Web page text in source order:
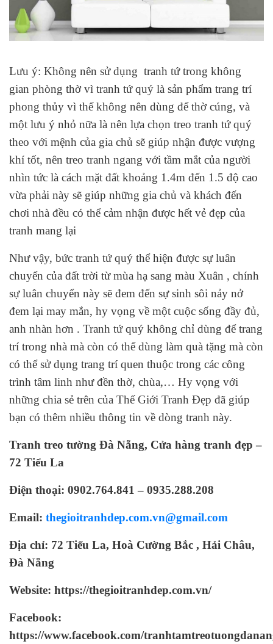
Lưu ý: Không nên sử dụng tranh tứ trong không
gian phòng thờ vì tranh tứ quý là sản phẩm trang trí
phong thủy vì thế không nên dùng để thờ cúng, và
một lưu ý nhỏ nữa là nên lựa chọn treo tranh tứ quý
theo với mệnh của gia chủ sẽ giúp nhận được vượng
khí tốt, nên treo tranh ngang với tầm mắt của người
nhìn tức là cách mặt đất khoảng 1.4m đến 1.5 độ cao
vừa phải này sẽ giúp những gia chủ và khách đến
chơi nhà đều có thể cảm nhận được hết vẻ đẹp của
tranh mang lại
Như vậy, bức tranh tứ quý thể hiện được sự luân
chuyển của đất trời từ mùa hạ sang màu Xuân , chính
sự luân chuyển này sẽ đem đến sự sinh sôi nảy nở
đem lại may mắn, hy vọng về một cuộc sống đầy đủ,
anh nhàn hơn . Tranh tứ quý không chỉ dùng để trang
trí trong nhà mà còn có thể dùng làm quà tặng mà còn
có thể sử dụng trang trí quen thuộc trong các công
trình tâm linh như đền thờ, chùa,… Hy vọng với
những chia sẻ trên của Thế Giới Tranh Đẹp đã giúp
bạn có thêm nhiều thông tin về dòng tranh này.
Tranh treo tường Đà Nẵng, Cửa hàng tranh đẹp –
72 Tiểu La
Điện thoại: 0902.764.841 – 0935.288.208
Email: thegioitranhdep.com.vn@gmail.com
Địa chỉ: 72 Tiểu La, Hoà Cường Bắc , Hải Châu,
Đà Nẵng
Website: https://thegioitranhdep.com.vn/
Facebook:
https://www.facebook.com/